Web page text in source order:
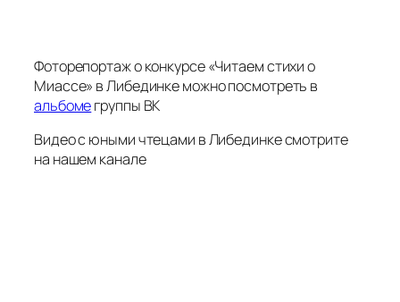
Фоторепортаж о конкурсе «Читаем стихи о
Миассе» в Либединке можно посмотреть в
альбомегруппы ВК
Видео с юными чтецами в Либединке смотрите
на нашем канале